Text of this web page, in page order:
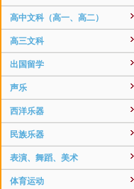
高中文科（高一、高二）
高三文科
出国留学
声乐
西洋乐器
民族乐器
表演、舞蹈、美术
体育运动